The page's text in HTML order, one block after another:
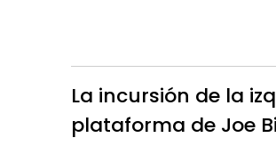
La incursión de la
plataforma de Joe